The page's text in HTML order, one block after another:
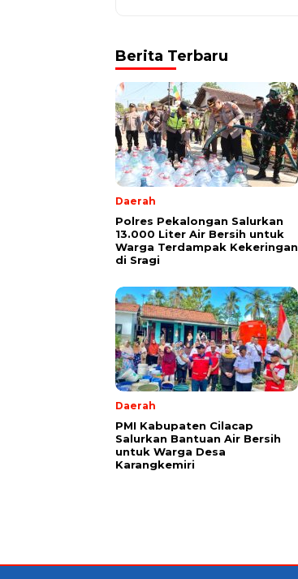
Berita Terbaru
Daerah
Polres Pekalongan Salurkan
13.000 Liter Air Bersih untuk
Warga Terdampak Kekeringan
di Sragi
Daerah
PMI Kabupaten Cilacap
Salurkan Bantuan Air Bersih
untuk Warga Desa
Karangkemiri